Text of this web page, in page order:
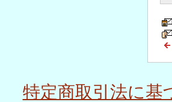
特定商取引法に基